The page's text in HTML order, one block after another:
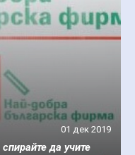
01 дек 2019
да учите